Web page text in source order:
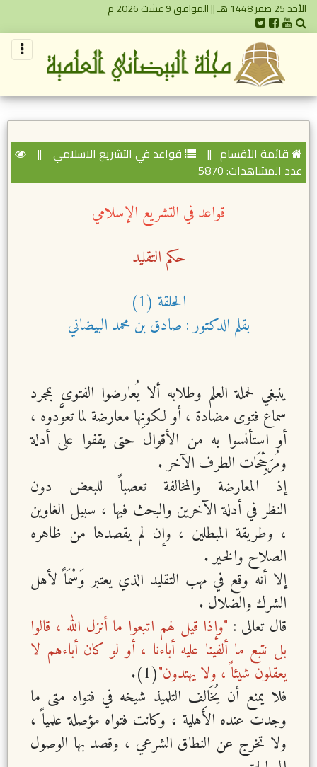
الأحد 25 صفر 1448 هـ || الموافق 9 غشت 2026 م
قائمة الأقسام || قواعد في التشريع الاسلامي ||
عدد المشاهدات: 5870
قواعد في التشريع الإسلامي
حكم التقليد
الحلقة (1)
بقلم الدكتور : صادق بن محمد البيضاني
ينبغي لحملة العلم وطلابه ألا يُعارضوا الفتوى بمجرد
سماع فتوى مضادة ، أو لكونِها معارضة لما تعوَّدوه ،
أو استأنسوا به من الأقوال حتى يقفوا على أدلة
ومُرَجِّحَات الطرف الآخر .
إذ المعارضة والمخالفة تعصباً للبعض دون
النظر في أدلة الآخرين والبحث فيها ، سبيل الغاوين
، وطريقة المبطلين ، وإن لم يقصدها من ظاهره
الصلاح والخير .
إلا أنه وقع في مهب التقليد الذي يعتبر وَسْمَاً لأهل
الشرك والضلال .
قال تعالى : "وإذا قيل لهم اتبعوا ما أنزل الله ، قالوا
بل نتبع ما ألفينا عليه أباءنا ، أو لو كان أباءهم لا
يعقلون شيئاً ، ولا يهتدون"(1).
فلا يمنع أن يُخَالِف التلميذ شيخه في فتواه متى ما
وجدت عنده الأهلية ، وكانت فتواه مؤصلة علمياً ،
ولا تخرج عن النطاق الشرعي ، وقصد بها الوصول